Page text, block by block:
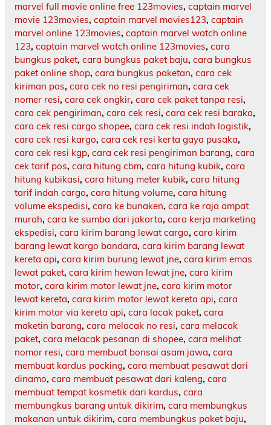
marvel full movie online free 123movies, captain marvel
movie 123movies, captain marvel movies123, captain
marvel online 123movies, captain marvel watch online
123, captain marvel watch online 123movies, cara
bungkus paket, cara bungkus paket baju, cara bungkus
paket online shop, cara bungkus paketan, cara cek
kiriman pos, cara cek no resi pengiriman, cara cek
nomer resi, cara cek ongkir, cara cek paket tanpa resi,
cara cek pengiriman, cara cek resi, cara cek resi baraka,
cara cek resi cargo shopee, cara cek resi indah logistik,
cara cek resi kargo, cara cek resi kerta gaya pusaka,
cara cek resi kgp, cara cek resi pengiriman barang, cara
cek tarif pos, cara hitung cbm, cara hitung kubik, cara
hitung kubikasi, cara hitung meter kubik, cara hitung
tarif indah cargo, cara hitung volume, cara hitung
volume ekspedisi, cara ke bunaken, cara ke raja ampat
murah, cara ke sumba dari jakarta, cara kerja marketing
ekspedisi, cara kirim barang lewat cargo, cara kirim
barang lewat kargo bandara, cara kirim barang lewat
kereta api, cara kirim burung lewat jne, cara kirim emas
lewat paket, cara kirim hewan lewat jne, cara kirim
motor, cara kirim motor lewat jne, cara kirim motor
lewat kereta, cara kirim motor lewat kereta api, cara
kirim motor via kereta api, cara lacak paket, cara
maketin barang, cara melacak no resi, cara melacak
paket, cara melacak pesanan di shopee, cara melihat
nomor resi, cara membuat bonsai asam jawa, cara
membuat kardus packing, cara membuat pesawat dari
dinamo, cara membuat pesawat dari kaleng, cara
membuat tempat kosmetik dari kardus, cara
membungkus barang untuk dikirim, cara membungkus
makanan untuk dikirim, cara membungkus paket baju,